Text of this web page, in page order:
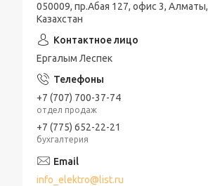
050009, пр.Абая 127, офис 3, Алматы,
Казахстан
Ергалым Леспек
+7 (707) 700-37-74
отдел продаж
+7 (775) 652-22-21
бухгалтерия
info_elektro@list.ru